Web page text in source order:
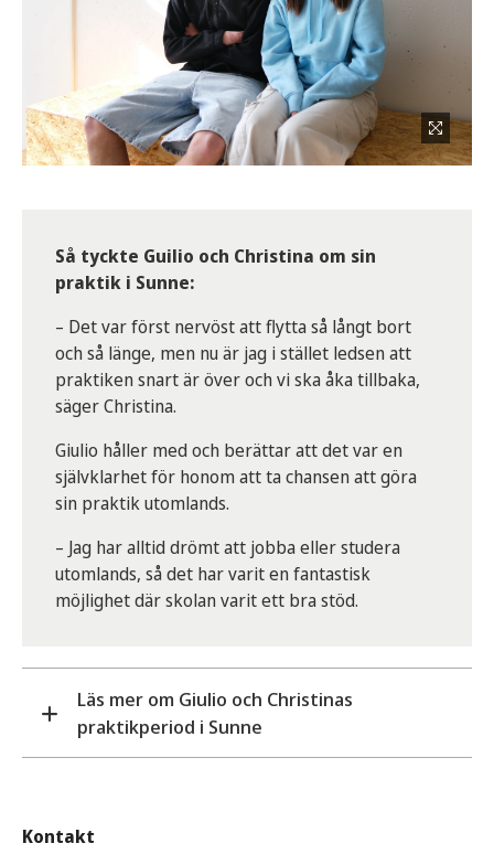
Så tyckte Guilio och Christina om sin
praktik i Sunne:
– Det var först nervöst att flytta så långt bort
och så länge, men nu är jag i stället ledsen att
praktiken snart är över och vi ska åka tillbaka,
säger Christina.
Giulio håller med och berättar att det var en
självklarhet för honom att ta chansen att göra
sin praktik utomlands.
– Jag har alltid drömt att jobba eller studera
utomlands, så det har varit en fantastisk
möjlighet där skolan varit ett bra stöd.
Läs mer om Giulio och Christinas
praktikperiod i Sunne
stora i befolkningsmängd som Sunne. När det var
Kontakt